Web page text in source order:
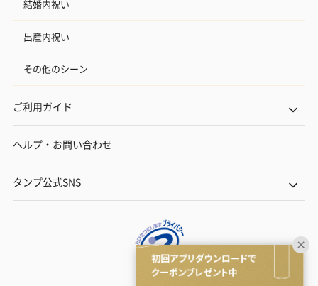
結婚内祝い
出産内祝い
その他のシーン
ご利用ガイド
ヘルプ・お問い合わせ
タンプ公式SNS